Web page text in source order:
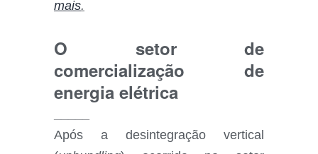
mais.
O setor de
comercialização de
energia elétrica
Após a desintegração vertical